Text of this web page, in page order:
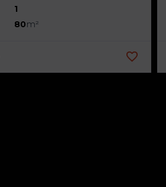
1
80m²